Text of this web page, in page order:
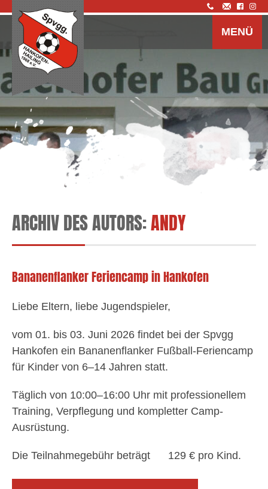
MENÜ
ARCHIV DES AUTORS:ANDY
Bananenflanker Feriencamp in Hankofen
Liebe Eltern, liebe Jugendspieler,
vom 01. bis 03. Juni 2026 findet bei der Spvgg
Hankofen ein Bananenflanker Fußball-Feriencamp
für Kinder von 6–14 Jahren statt.
Täglich von 10:00–16:00 Uhr mit professionellem
Training, Verpflegung und kompletter Camp-
Ausrüstung.
Die Teilnahmegebühr beträgt 129 € pro Kind.